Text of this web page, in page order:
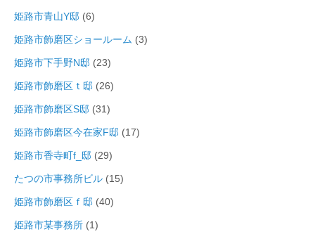
姫路市青山Y邸 (6)
姫路市飾磨区ショールーム (3)
姫路市下手野N邸 (23)
姫路市飾磨区ｔ邸 (26)
姫路市飾磨区S邸 (31)
姫路市飾磨区今在家F邸 (17)
姫路市香寺町f_邸 (29)
たつの市事務所ビル (15)
姫路市飾磨区ｆ邸 (40)
姫路市某事務所 (1)